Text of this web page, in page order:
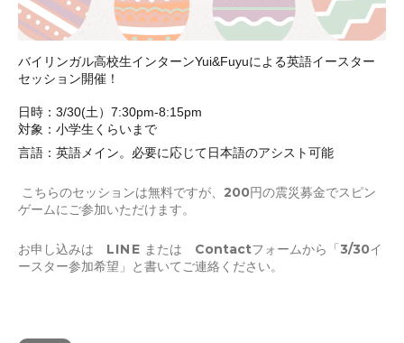
バイリンガル高校生インターンYui&Fuyuによる英語イースター
セッション開催！
日時：3/30(土） 7:30pm-8:15pm
対象：小学生くらいまで
言語：英語メイン。必要に応じて日本語のアシスト可能
こちらのセッションは無料ですが、200円の震災募金でスピン
ゲームにご参加いただけます。
お申し込みは LINE または Contactフォームから「3/30イ
ースター参加希望」と書いてご連絡ください。